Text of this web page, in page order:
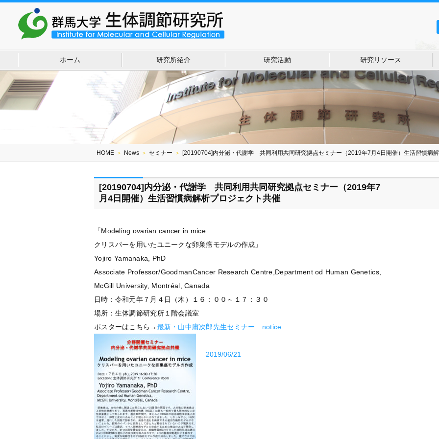
ホーム 研究所紹介 研究活動 研究リソース
HOME ＞ News ＞ セミナー ＞ [20190704]内分泌・代謝学 共同利用共同研究拠点セミナー（2019年7月4日開催）生活習慣病
[20190704]内分泌・代謝学 共同利用共同研究拠点セミナー（2019年7
月4日開催）生活習慣病解析プロジェクト共催
「Modeling ovarian cancer in mice
クリスパーを用いたユニークな卵巣癌モデルの作成」
Yojiro Yamanaka, PhD
Associate Professor/GoodmanCancer Research Centre,Department od Human Genetics,
McGill University, Montréal, Canada
日時：令和元年７月４日（木）１６：００～１７：３０
場所：生体調節研究所１階会議室
ポスターはこちら→ 最新・山中庸次郎先生セミナー notice
2019/06/21